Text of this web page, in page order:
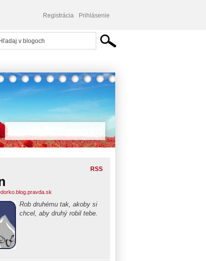
Registrácia Prihlásenie
Martin D. Fedorko
RSS
Rob druhému tak, akoby si
chcel, aby druhý robil tebe.